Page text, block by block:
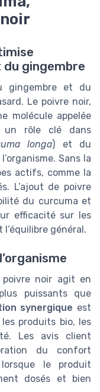
du gingembre
gingembre et du
Le poivre noir,
molécule appelée
un rôle clé dans
longa) et du
Sans la
actifs, comme la
L’ajout de poivre
du curcuma et
efficacité sur les
général.
poivre noir agit en
puissants que
synergique est
produits bio, les
Les avis client
du confort
le produit
dosés et bien